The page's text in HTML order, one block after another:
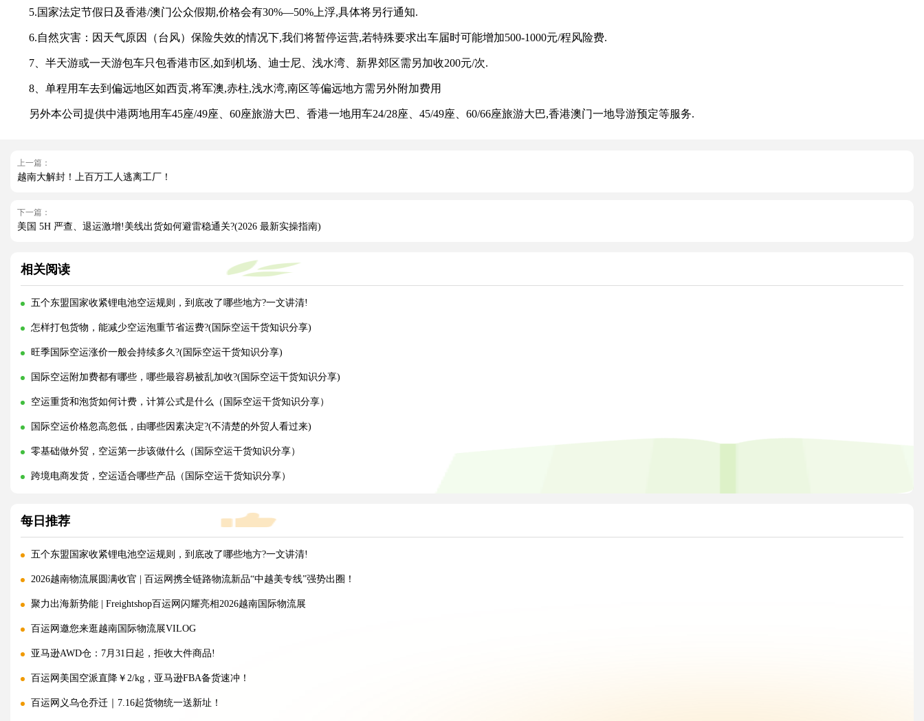
5.国家法定节假日及香港/澳门公众假期,价格会有30%—50%上浮,具体将另行通知.
6.自然灾害：因天气原因（台风）保险失效的情况下,我们将暂停运营,若特殊要求出车届时可能增加500-1000元/程风险费.
7、半天游或一天游包车只包香港市区,如到机场、迪士尼、浅水湾、新界郊区需另加收200元/次.
8、单程用车去到偏远地区如西贡,将军澳,赤柱,浅水湾,南区等偏远地方需另外附加费用
另外本公司提供中港两地用车45座/49座、60座旅游大巴、香港一地用车24/28座、45/49座、60/66座旅游大巴,香港澳门一地导游预定等服务.
上一篇：
越南大解封！上百万工人逃离工厂！
下一篇：
美国 5H 严查、退运激增!美线出货如何避雷稳通关?(2026 最新实操指南)
相关阅读
五个东盟国家收紧锂电池空运规则，到底改了哪些地方?一文讲清!
怎样打包货物，能减少空运泡重节省运费?(国际空运干货知识分享)
旺季国际空运涨价一般会持续多久?(国际空运干货知识分享)
国际空运附加费都有哪些，哪些最容易被乱加收?(国际空运干货知识分享)
空运重货和泡货如何计费，计算公式是什么（国际空运干货知识分享）
国际空运价格忽高忽低，由哪些因素决定?(不清楚的外贸人看过来)
零基础做外贸，空运第一步该做什么（国际空运干货知识分享）
跨境电商发货，空运适合哪些产品（国际空运干货知识分享）
每日推荐
五个东盟国家收紧锂电池空运规则，到底改了哪些地方?一文讲清!
2026越南物流展圆满收官 | 百运网携全链路物流新品“中越美专线”强势出圈！
聚力出海新势能 | Freightshop百运网闪耀亮相2026越南国际物流展
百运网邀您来逛越南国际物流展VILOG
亚马逊AWD仓：7月31日起，拒收大件商品!
百运网美国空派直降￥2/kg，亚马逊FBA备货速冲！
百运网义乌仓乔迁｜7.16起货物统一送新址！